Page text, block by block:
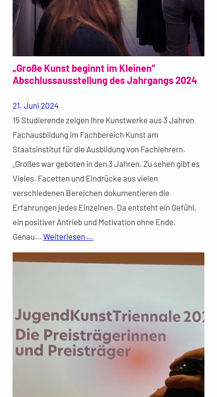
„Große Kunst beginnt im Kleinen“
Abschlussausstellung des Jahrgangs 2024
21. Juni 2024
15 Studierende zeigen Ihre Kunstwerke aus 3 Jahren
Fachausbildung im Fachbereich Kunst am
Staatsinstitut für die Ausbildung von Fachlehrern.
„Großes war geboten in den 3 Jahren. Zu sehen gibt es
Vieles. Facetten und Eindrücke aus vielen
verschiedenen Bereichen dokumentieren die
Erfahrungen jedes Einzelnen. Da entsteht ein Gefühl,
ein positiver Antrieb und Motivation ohne Ende.
Genau… Weiterlesen …